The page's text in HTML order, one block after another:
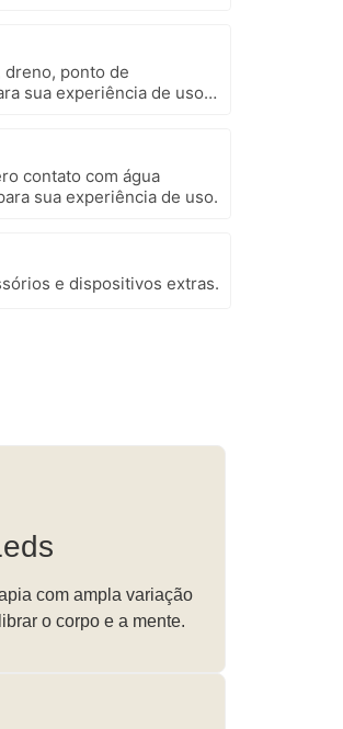
dreno, ponto de
sua experiência de uso e
contato com água
sua experiência de uso.
e dispositivos extras.
com ampla variação
o corpo e a mente.